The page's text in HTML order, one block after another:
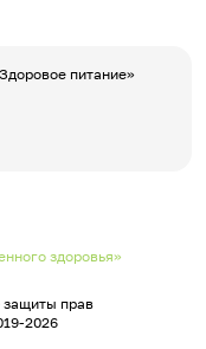
питание»
здоровья»
прав
2026